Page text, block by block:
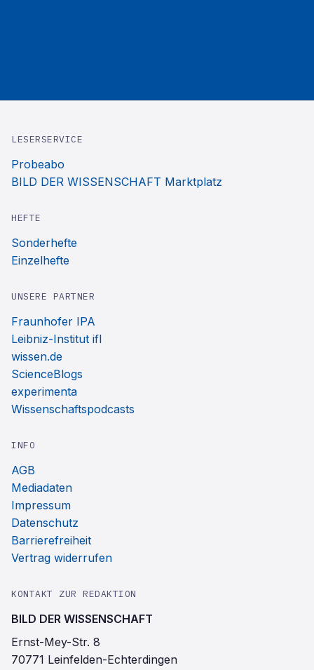
LESERSERVICE
Probeabo
BILD DER WISSENSCHAFT Marktplatz
HEFTE
Sonderhefte
Einzelhefte
UNSERE PARTNER
Fraunhofer IPA
Leibniz-Institut ifl
wissen.de
ScienceBlogs
experimenta
Wissenschaftspodcasts
INFO
AGB
Mediadaten
Impressum
Datenschutz
Barrierefreiheit
Vertrag widerrufen
KONTAKT ZUR REDAKTION
BILD DER WISSENSCHAFT
Ernst-Mey-Str. 8
70771 Leinfelden-Echterdingen